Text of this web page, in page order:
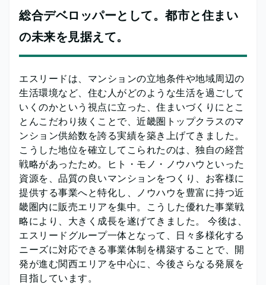
総合デベロッパーとして。都市と住まい
の未来を見据えて。
エスリードは、マンションの立地条件や地域周辺の
生活環境など、住む人がどのような生活を過ごして
いくのかという視点に立った、住まいづくりにとこ
とんこだわり抜くことで、近畿圏トップクラスのマ
ンション供給数を誇る実績を築き上げてきました。
こうした地位を確立してこられたのは、独自の経営
戦略があったため。ヒト・モノ・ノウハウといった
資源を、品質の良いマンションをつくり、お客様に
提供する事業へと特化し、ノウハウを豊富に持つ近
畿圏内に販売エリアを集中。こうした優れた事業戦
略により、大きく成長を遂げてきました。 今後は、
エスリードグループ一体となって、日々多様化する
ニーズに対応できる事業体制を構築することで、開
発が進む関西エリアを中心に、今後さらなる発展を
目指しています。